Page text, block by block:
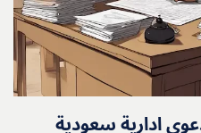
ادارية سعودية